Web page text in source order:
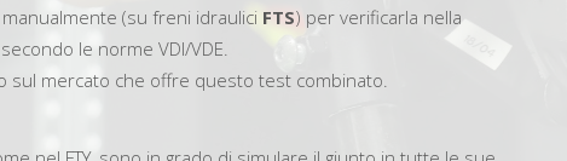
(su freni idraulici FTS) per verificarla nella
le norme VDI/VDE.
sul mercato che offre questo test combinato.